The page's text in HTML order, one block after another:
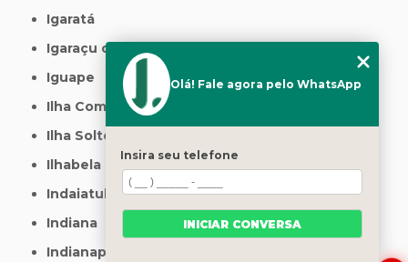
Igaratá
Igaraçu do Tietê
Iguape
Ilha Comprida
Ilha Solteira
Ilhabela
Indaiatuba
Indiana
Indianapolis
Olá! Fale agora pelo WhatsApp
Insira seu telefone
INICIAR CONVERSA